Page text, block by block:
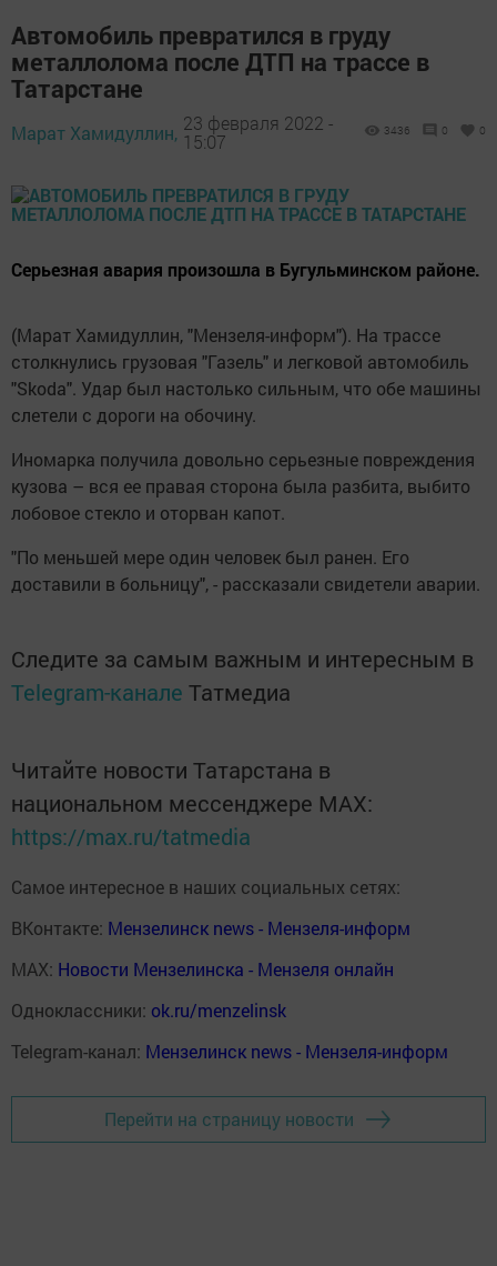
Автомобиль превратился в груду
металлолома после ДТП на трассе в
Татарстане
Марат Хамидуллин, 23 февраля 2022 -
15:07
3436 0 0
Серьезная авария произошла в Бугульминском районе.
(Марат Хамидуллин, "Мензеля-информ"). На трассе
столкнулись грузовая "Газель" и легковой автомобиль
"Skoda". Удар был настолько сильным, что обе машины
слетели с дороги на обочину.
Иномарка получила довольно серьезные повреждения
кузова – вся ее правая сторона была разбита, выбито
лобовое стекло и оторван капот.
"По меньшей мере один человек был ранен. Его
доставили в больницу", - рассказали свидетели аварии.
Следите за самым важным и интересным в
Telegram-канале Татмедиа
Читайте новости Татарстана в
национальном мессенджере MАХ:
https://max.ru/tatmedia
Самое интересное в наших социальных сетях:
ВКонтакте: Мензелинск news - Мензеля-информ
MAX: Новости Мензелинска - Мензеля онлайн
Одноклассники: ok.ru/menzelinsk
Telegram-канал: Мензелинск news - Мензеля-информ
Перейти на страницу новости